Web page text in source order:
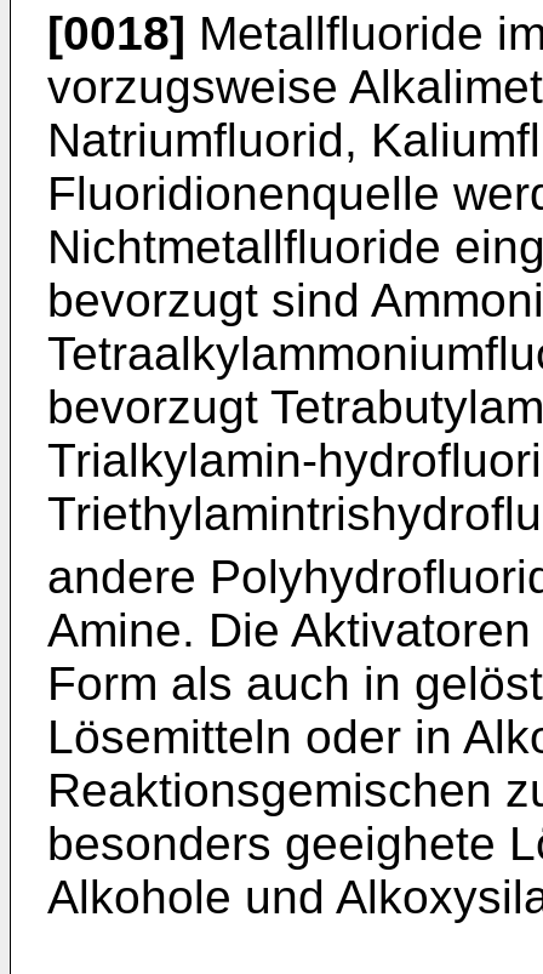
[0018] Metallfluoride
vorzugsweise
Natriumfluorid,
Fluoridionenquelle
Nichtmetallfluoride
bevorzugt sind
bevorzugt
Trialkylamin-
andere
Amine. Die
Form als auch in
Lösemitteln oder in
Reaktionsgemischen
besonders geeighete
Alkohole und